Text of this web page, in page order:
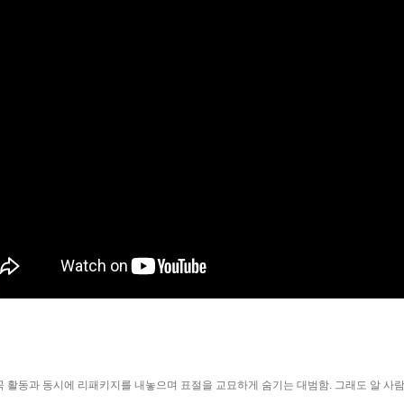
활동과 동시에 리패키지를 내놓으며 표절을 교묘하게 숨기는 대범함. 그래도 알 사